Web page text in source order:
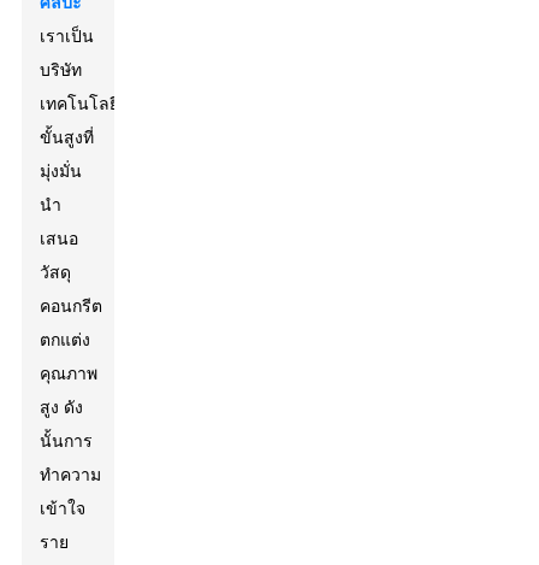
เราเป็น
บริษัท
เทคโนโลยี
ขั้นสูงที่
มุ่งมั่น
นำ
เสนอ
วัสดุ
คอนกรีต
ตกแต่ง
คุณภาพ
สูง ดัง
นั้นการ
ทำความ
เข้าใจ
ราย